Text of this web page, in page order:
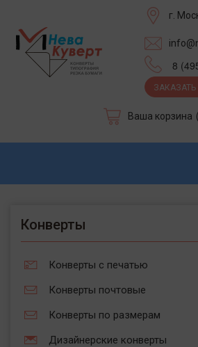
г.
8
Ваша корзина
Конверты
Конверты с печатью
Конверты почтовые
Конверты по размерам
Дизайнерские конверты